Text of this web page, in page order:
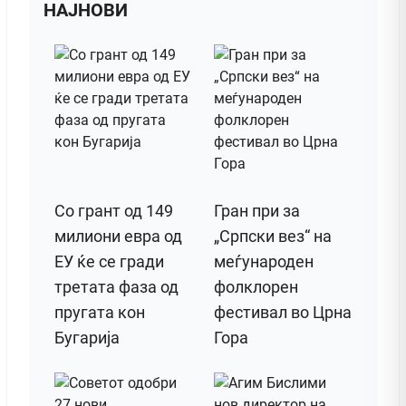
НАЈНОВИ
Со грант од 149
милиони евра од
ЕУ ќе се гради
третата фаза од
пругата кон
Бугарија
Гран при за
„Српски вез“ на
меѓународен
фолклорен
фестивал во Црна
Гора